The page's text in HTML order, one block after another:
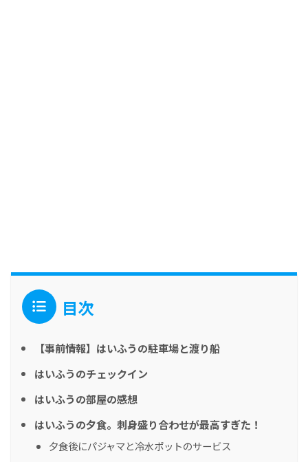
目次
【事前情報】はいふうの駐車場と渡り船
はいふうのチェックイン
はいふうの部屋の感想
はいふうの夕食。刺身盛り合わせが最高すぎた！
夕食後にパジャマと冷水ポットのサービス